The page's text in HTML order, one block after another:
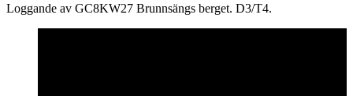
Loggande av GC8KW27 Brunnsängs berget. D3/T4.